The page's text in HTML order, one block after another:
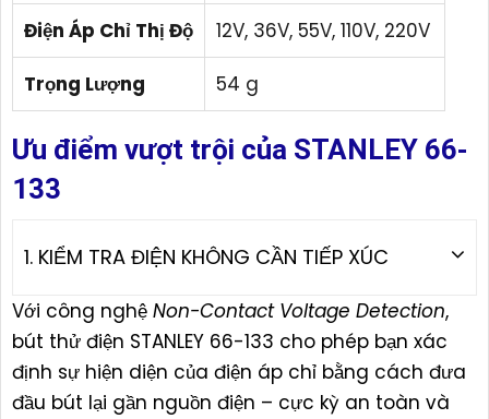
Điện Áp Chỉ Thị Độ 12V, 36V, 55V, 110V, 220V
Trọng Lượng 54 g
Ưu điểm vượt trội của STANLEY 66-
133
1. KIỂM TRA ĐIỆN KHÔNG CẦN TIẾP XÚC
Với công nghệ Non-Contact Voltage Detection,
bút thử điện STANLEY 66-133 cho phép bạn xác
định sự hiện diện của điện áp chỉ bằng cách đưa
đầu bút lại gần nguồn điện – cực kỳ an toàn và